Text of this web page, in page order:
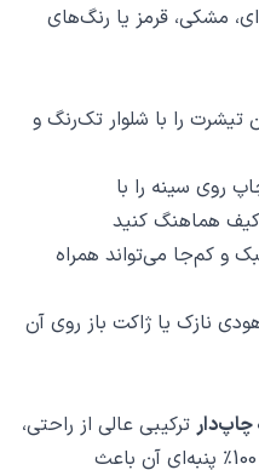
مشکی، قرمز یا رنگ‌های
تیشرت را با شلوار تک‌رنگ و
روی سینه را با
هماهنگ کنید
و کم‌جا می‌تواند همراه
نازک یا ژاکت باز روی آن
چاپ‌دار ترکیبی عالی از راحتی،
زیبایی و کاربردپذیری است. جنس 100٪ پنبه‌ای آن باعث